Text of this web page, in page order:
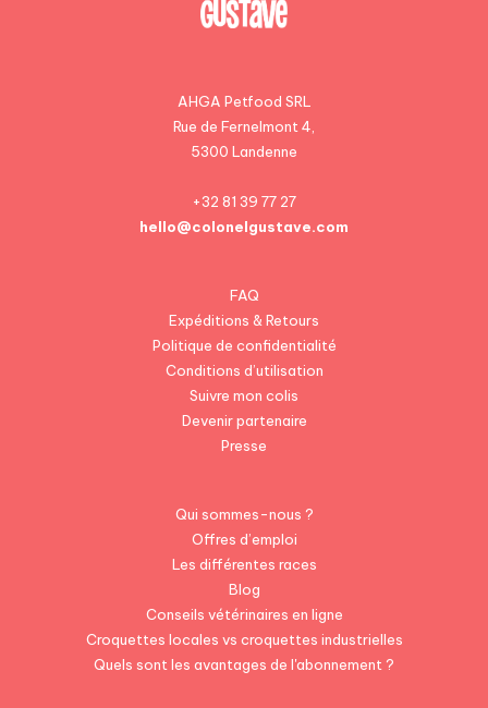
AHGA Petfood SRL
Rue de Fernelmont 4,
5300 Landenne
+32 81 39 77 27
hello@colonelgustave.com
FAQ
Expéditions & Retours
Politique de confidentialité
Conditions d’utilisation
Suivre mon colis
Devenir partenaire
Presse
Qui sommes-nous ?
Offres d’emploi
Les différentes races
Blog
Conseils vétérinaires en ligne
Croquettes locales vs croquettes industrielles
Quels sont les avantages de l'abonnement ?